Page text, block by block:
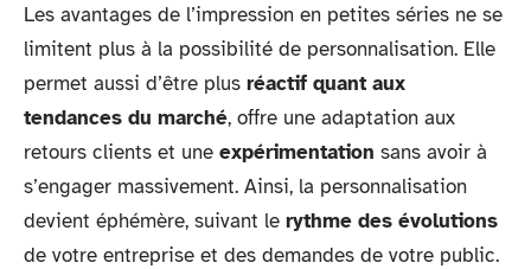
Les avantages de l’impression en petites séries ne se
limitent plus à la possibilité de personnalisation. Elle
permet aussi d’être plus réactif quant aux
tendances du marché, offre une adaptation aux
retours clients et une expérimentation sans avoir à
s’engager massivement. Ainsi, la personnalisation
devient éphémère, suivant le rythme des évolutions
de votre entreprise et des demandes de votre public.